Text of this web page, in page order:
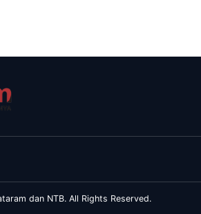
dan NTB. All Rights Reserved.